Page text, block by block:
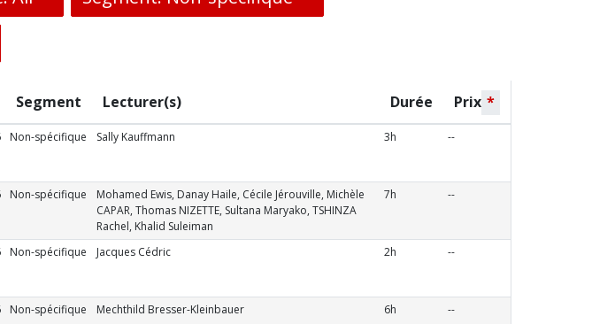
Segment Lecturer(s) Durée Prix *
Non-spécifique Sally Kauffmann 3h --
Non-spécifique
Mohamed Ewis, Danay Haile, Cécile Jérouville, Michèle
CAPAR, Thomas NIZETTE, Sultana Maryako, TSHINZA
Rachel, Khalid Suleiman
7h --
Non-spécifique Jacques Cédric 2h --
Non-spécifique Mechthild Bresser-Kleinbauer 6h --